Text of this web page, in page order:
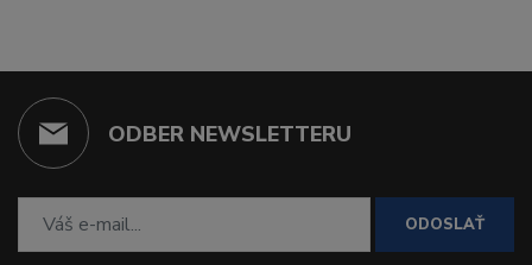
ODBER NEWSLETTERU
ODOSLAŤ